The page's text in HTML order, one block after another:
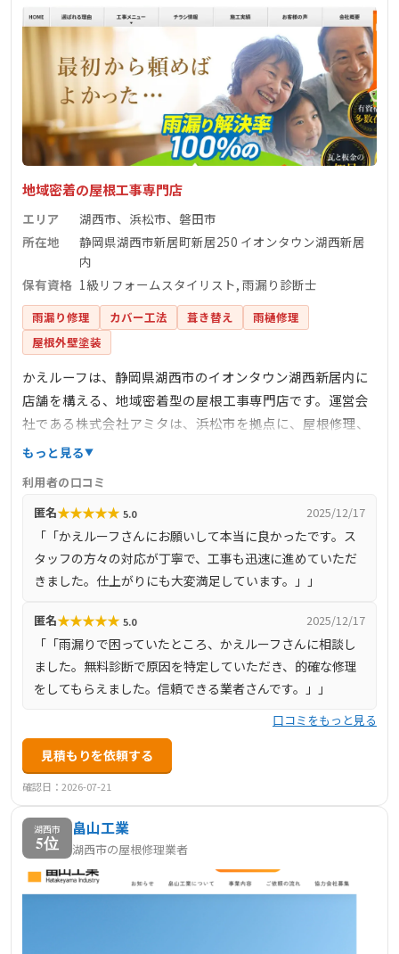
社です。
地域密着の屋根工事専門店
エリア
湖西市、浜松市、磐田市
所在地
静岡県湖西市新居町新居250 イオンタウン湖西新居
内
保有資格 1級リフォームスタイリスト, 雨漏り診断士
雨漏り修理 カバー工法 葺き替え
雨樋修理
屋根外壁塗装
かえルーフは、静岡県湖西市のイオンタウン湖西新居内に
店舗を構える、地域密着型の屋根工事専門店です。運営会
社である株式会社アミタは、浜松市を拠点に、屋根修理、
雨漏り修理、屋根の葺き替え、カバー工法、屋根塗装、外
を提供しています。無料診断・無料見積もりを実施してお
り、1級リフォームスタイリストや雨漏り診断士などの有資
格者が在籍しています。地域の皆様の「雨漏り」を手軽に
解決することをモットーに、迅速かつ丁寧な対応を心掛け
ています。
もっと見る
利用者の口コミ
匿名★★★★★ 5.0 2025/12/17
「「かえルーフさんにお願いして本当に良かったです。ス
タッフの方々の対応が丁寧で、工事も迅速に進めていただ
きました。仕上がりにも大変満足しています。」」
匿名★★★★★ 5.0 2025/12/17
「「雨漏りで困っていたところ、かえルーフさんに相談し
ました。無料診断で原因を特定していただき、的確な修理
をしてもらえました。信頼できる業者さんです。」」
口コミをもっと見る
見積もりを依頼する
確認日：2026-07-21
湖西市
5位
畠山工業
湖西市の屋根修理業者